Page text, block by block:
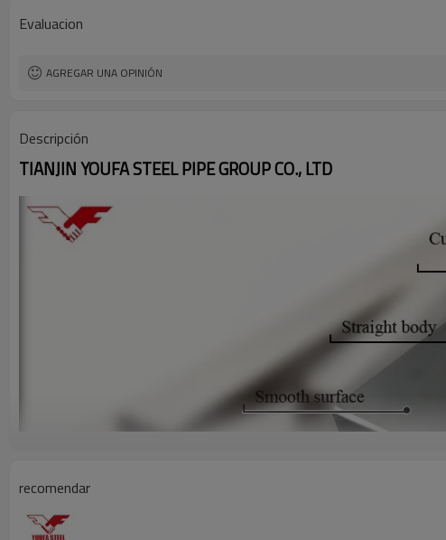
Capacidad de producción
Evaluacion
AGREGAR UNA OPINIÓN
Descripción
TIANJIN YOUFA STEEL PIPE GROUP CO., LTD
recomendar